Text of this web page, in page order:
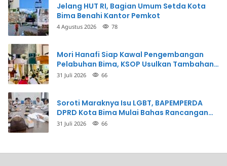
Jelang HUT RI, Bagian Umum Setda Kota
Bima Benahi Kantor Pemkot
4 Agustus 2026 78
Mori Hanafi Siap Kawal Pengembangan
Pelabuhan Bima, KSOP Usulkan Tambahan
Dermaga Rp400 Miliar
31 Juli 2026 66
Soroti Maraknya Isu LGBT, BAPEMPERDA
DPRD Kota Bima Mulai Bahas Rancangan
Perda Pencegahan
31 Juli 2026 66